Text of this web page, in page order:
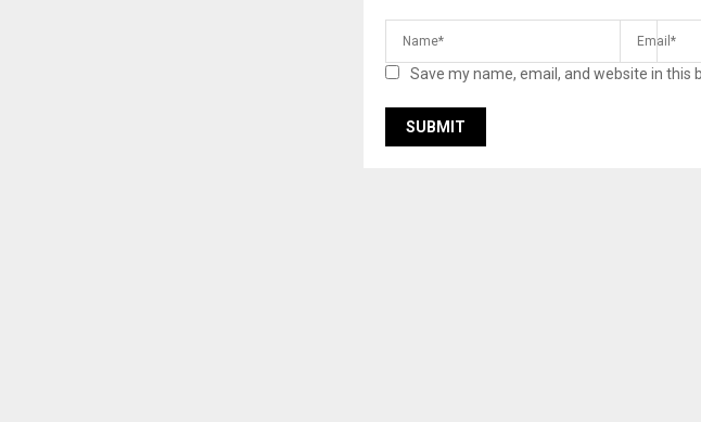
Save my name, email, and website in